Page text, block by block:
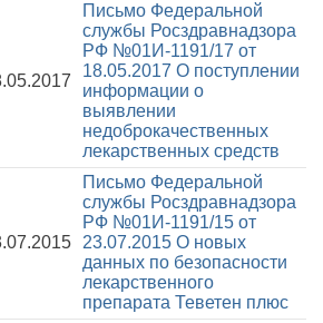
Письмо Федеральной
службы Росздравнадзора
РФ №01И-1191/17 от
18.05.2017 О поступлении
информации о
выявлении
недоброкачественных
лекарственных средств
Письмо Федеральной
службы Росздравнадзора
РФ №01И-1191/15 от
23.07.2015 О новых
данных по безопасности
лекарственного
препарата Теветен плюс